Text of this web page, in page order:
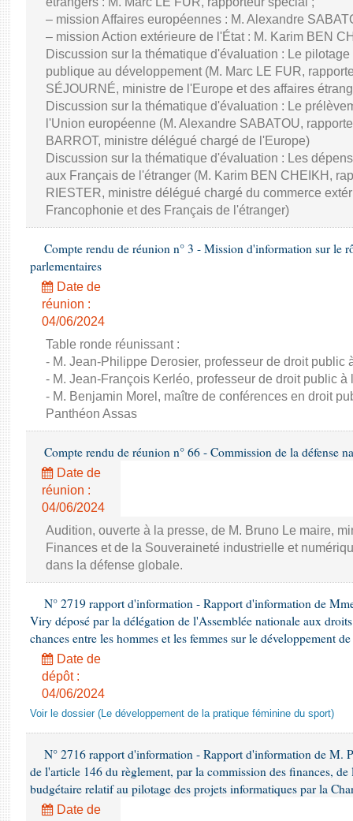
– mission Affaires européennes : M. Alexandre
– mission Action extérieure de l'État : M. Karim BEN
Discussion sur la thématique d'évaluation : Le
publique au développement (M. Marc LE FUR,
SÉJOURNÉ, ministre de l'Europe et des affaires
Discussion sur la thématique d'évaluation : Le
l'Union européenne (M. Alexandre SABATOU,
BARROT, ministre délégué chargé de l'Europe)
Discussion sur la thématique d'évaluation : Les
aux Français de l'étranger (M. Karim BEN CHEIKH,
RIESTER, ministre délégué chargé du commerce
Francophonie et des Français de l'étranger)
Compte rendu de réunion n° 3 - Mission d'information sur le
parlementaires
Date de
réunion :
04/06/2024
Table ronde réunissant :
- M. Jean-Philippe Derosier, professeur de droit public
- M. Jean-François Kerléo, professeur de droit public
- M. Benjamin Morel, maître de conférences en droit
Panthéon Assas
Compte rendu de réunion n° 66 - Commission de la défense
Date de
réunion :
04/06/2024
Audition, ouverte à la presse, de M. Bruno Le maire,
Finances et de la Souveraineté industrielle et
dans la défense globale.
N° 2719 rapport d'information - Rapport d'information de
Viry déposé par la délégation de l'Assemblée nationale aux
chances entre les hommes et les femmes sur le développement
Date de
dépôt :
04/06/2024
Voir le dossier (Le développement de la pratique féminine du sport)
N° 2716 rapport d'information - Rapport d'information de M.
de l'article 146 du règlement, par la commission des finances,
budgétaire relatif au pilotage des projets informatiques par la
Date de